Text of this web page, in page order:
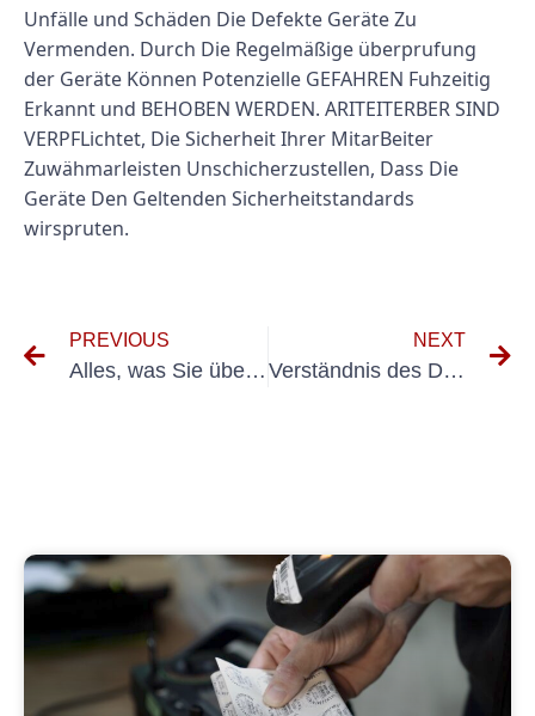
Unfälle und Schäden Die Defekte Geräte Zu
Vermenden. Durch Die Regelmäßige überprufung
der Geräte Können Potenzielle GEFAHREN Fuhzeitig
Erkannt und BEHOBEN WERDEN. ARITEITERBER SIND
VERPFLichtet, Die Sicherheit Ihrer MitarBeiter
Zuwähmarleisten Unschicherzustellen, Dass Die
Geräte Den Geltenden Sicherheitstandards
wirspruten.
PREVIOUS
Alles, was Sie über Dguv Holzung für Ortsfester Elektrischer Betriebmitel wissen müssen
NEXT
Verständnis des DGUV -Lagerers für mobile Geräte: Was Sie wissen müssen